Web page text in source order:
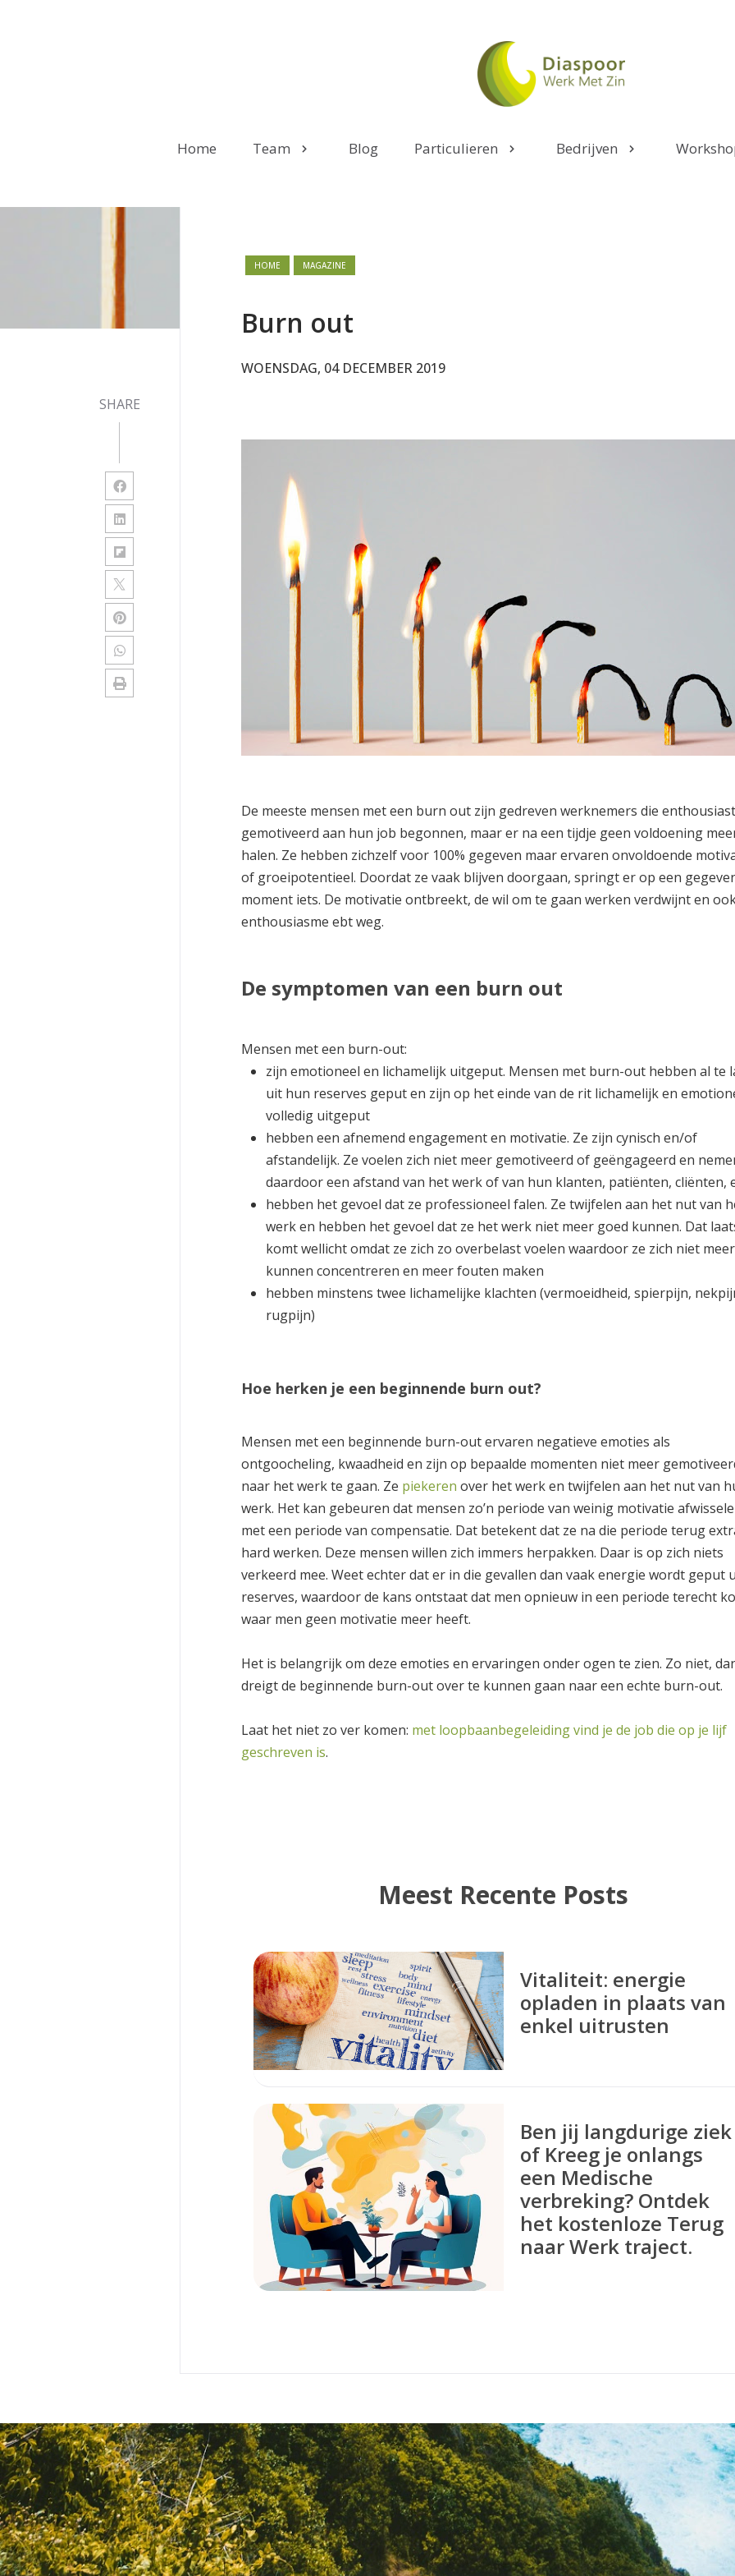
Home Team Blog Particulieren Bedrijven
SHARE
HOME MAGAZINE
Burn out
WOENSDAG, 04 DECEMBER 2019
De meeste mensen met een burn out zijn gedreven werknemers die
gemotiveerd aan hun job begonnen, maar er na een tijdje geen voldoening
halen. Ze hebben zichzelf voor 100% gegeven maar ervaren onvoldoende
of groeipotentieel. Doordat ze vaak blijven doorgaan, springt er op een
moment iets. De motivatie ontbreekt, de wil om te gaan werken verdwijnt en
enthousiasme ebt weg.
De symptomen van een burn out
Mensen met een burn-out:
zijn emotioneel en lichamelijk uitgeput. Mensen met burn-out hebben al te
uit hun reserves geput en zijn op het einde van de rit lichamelijk en
volledig uitgeput
hebben een afnemend engagement en motivatie. Ze zijn cynisch en/of
afstandelijk. Ze voelen zich niet meer gemotiveerd of geëngageerd en
daardoor een afstand van het werk of van hun klanten, patiënten, cliënten,
hebben het gevoel dat ze professioneel falen. Ze twijfelen aan het nut van
werk en hebben het gevoel dat ze het werk niet meer goed kunnen. Dat
komt wellicht omdat ze zich zo overbelast voelen waardoor ze zich niet meer
kunnen concentreren en meer fouten maken
hebben minstens twee lichamelijke klachten (vermoeidheid, spierpijn,
rugpijn)
Hoe herken je een beginnende burn out?
Mensen met een beginnende burn-out ervaren negatieve emoties als
ontgoocheling, kwaadheid en zijn op bepaalde momenten niet meer
naar het werk te gaan. Ze piekeren over het werk en twijfelen aan het nut van
werk. Het kan gebeuren dat mensen zo’n periode van weinig motivatie
met een periode van compensatie. Dat betekent dat ze na die periode terug
hard werken. Deze mensen willen zich immers herpakken. Daar is op zich niets
verkeerd mee. Weet echter dat er in die gevallen dan vaak energie wordt geput
reserves, waardoor de kans ontstaat dat men opnieuw in een periode terecht
waar men geen motivatie meer heeft.
Het is belangrijk om deze emoties en ervaringen onder ogen te zien. Zo niet,
dreigt de beginnende burn-out over te kunnen gaan naar een echte burn-out.
Laat het niet zo ver komen: met loopbaanbegeleiding vind je de job die op je lijf
geschreven is.
Meest Recente Posts
Vitaliteit: energie
opladen in plaats van
enkel uitrusten
Ben jij langdurige ziek
of Kreeg je onlangs
een Medische
verbreking? Ontdek
het kostenloze Terug
naar Werk traject.